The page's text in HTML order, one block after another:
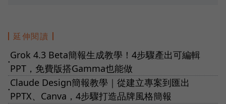
延伸閱讀
●
Grok 4.3 Beta簡報生成教學！4步驟產出可編輯
PPT，免費版搭Gamma也能做
●
Claude Design簡報教學｜從建立專案到匯出
PPTX、Canva，4步驟打造品牌風格簡報